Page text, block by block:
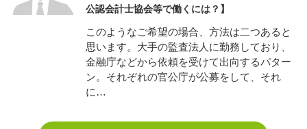
公認会計士協会等で働くには？】
このようなご希望の場合、方法は二つあると
思います。大手の監査法人に勤務しており、
金融庁などから依頼を受けて出向するパター
ン。それぞれの官公庁が公募をして、それ
に…